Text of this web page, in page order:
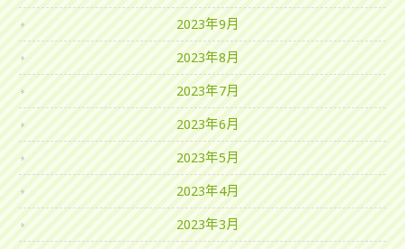
2023年9月
2023年8月
2023年7月
2023年6月
2023年5月
2023年4月
2023年3月